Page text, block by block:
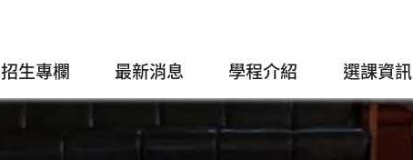
招生專欄 最新消息 學程介紹 選課資訊